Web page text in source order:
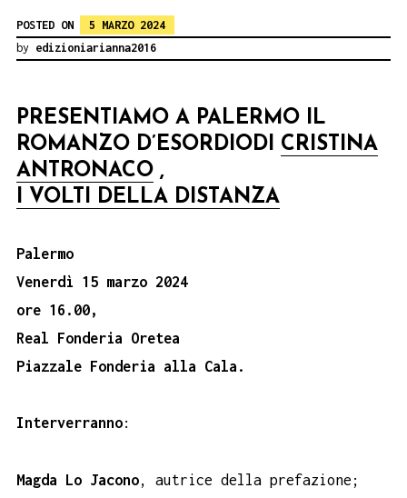
POSTED ON
5 MARZO 2024
by edizioniarianna2016
PRESENTIAMO A PALERMO IL
ROMANZO D’ESORDIODI CRISTINA
ANTRONACO ,
I VOLTI DELLA DISTANZA
Palermo
Venerdì 15 marzo 2024
ore 16.00,
Real Fonderia Oretea
Piazzale Fonderia alla Cala.
Interverranno:
Magda Lo Jacono , autrice della prefazione;